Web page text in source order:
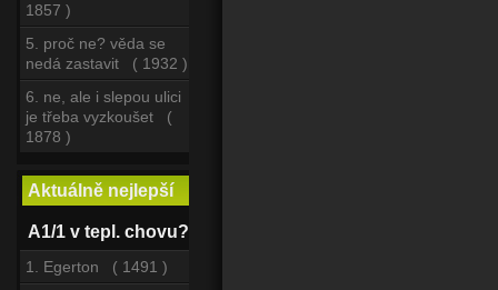
1857 )
5. proč ne? věda se
nedá zastavit ( 1932 )
6. ne, ale i slepou ulici
je třeba vyzkoušet (
1878 )
Aktuálně nejlepší
A1/1 v tepl. chovu?
1. Egerton ( 1491 )